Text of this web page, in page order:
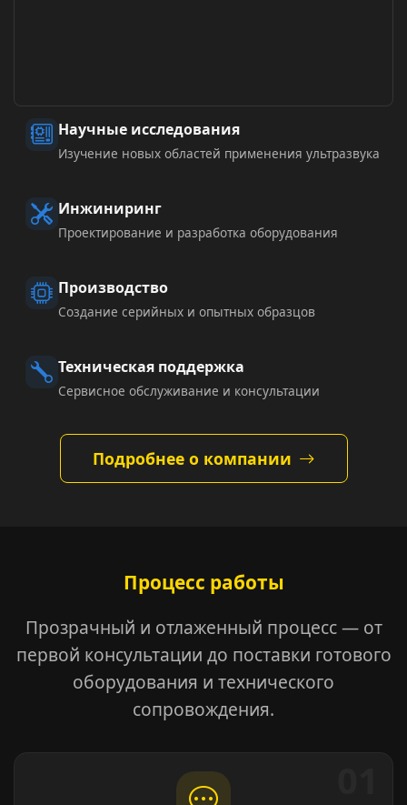
Научные исследования
Изучение новых областей применения ультразвука
Инжиниринг
Проектирование и разработка оборудования
Производство
Создание серийных и опытных образцов
Техническая поддержка
Сервисное обслуживание и консультации
Подробнее о компании
Процесс работы
Прозрачный и отлаженный процесс — от
первой консультации до поставки готового
оборудования и технического
сопровождения.